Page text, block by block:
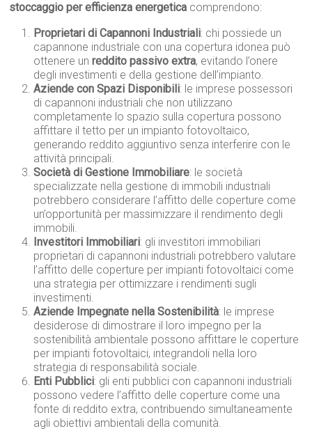
stoccaggio per efficienza energetica comprendono:
Proprietari di Capannoni Industriali: chi possiede un
capannone industriale con una copertura idonea può
ottenere unreddito passivo extra, evitando l’onere
degli investimenti e della gestione dell’impianto.
Aziende con Spazi Disponibili: le imprese possessori
di capannoni industriali che non utilizzano
completamente lo spazio sulla copertura possono
affittare il tetto per un impianto fotovoltaico,
generando reddito aggiuntivo senza interferire con le
attività principali.
Società di Gestione Immobiliare: le società
specializzate nella gestione di immobili industriali
potrebbero considerare l’affitto delle coperture come
un’opportunità per massimizzare il rendimento degli
immobili.
Investitori Immobiliari: gli investitori immobiliari
proprietari di capannoni industriali potrebbero valutare
l’affitto delle coperture per impianti fotovoltaici come
una strategia per ottimizzare i rendimenti sugli
investimenti.
Aziende Impegnate nella Sostenibilità: le imprese
desiderose di dimostrare il loro impegno per la
sostenibilità ambientale possono affittare le coperture
per impianti fotovoltaici, integrandoli nella loro
strategia di responsabilità sociale.
Enti Pubblici: gli enti pubblici con capannoni industriali
possono vedere l’affitto delle coperture come una
fonte di reddito extra, contribuendo simultaneamente
agli obiettivi ambientali della comunità.